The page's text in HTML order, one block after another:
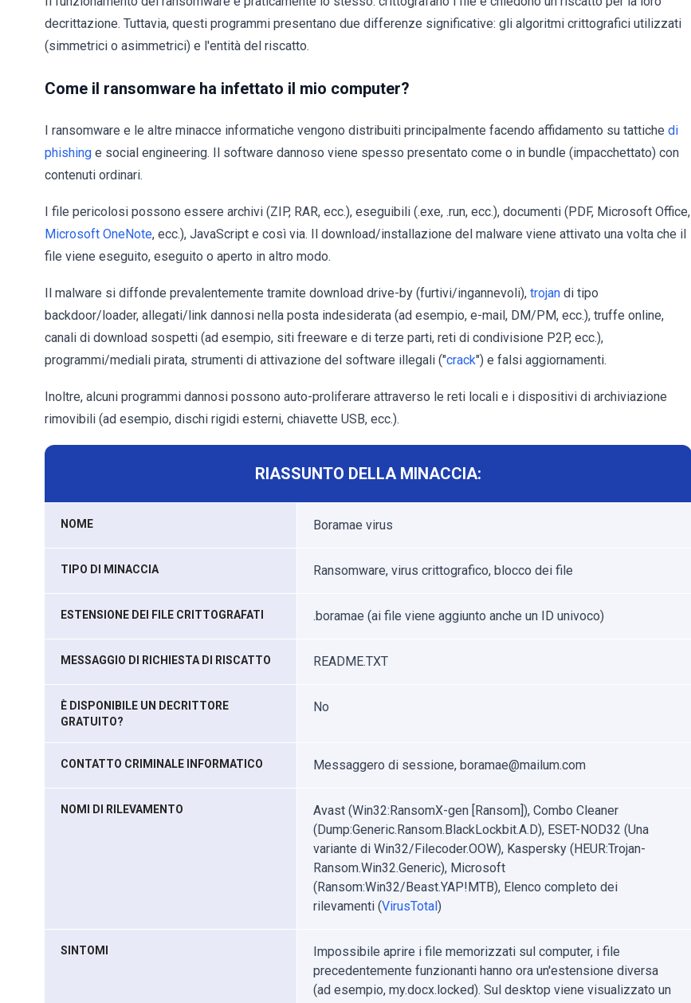
decrittazione. Tuttavia, questi programmi presentano due differenze significative: gli algoritmi crittografici utilizzati
(simmetrici o asimmetrici) e l'entità del riscatto.
Come il ransomware ha infettato il mio computer?
I ransomware e le altre minacce informatiche vengono distribuiti principalmente facendo affidamento su tattiche di
phishing e social engineering. Il software dannoso viene spesso presentato come o in bundle (impacchettato) con
contenuti ordinari.
I file pericolosi possono essere archivi (ZIP, RAR, ecc.), eseguibili (.exe, .run, ecc.), documenti (PDF, Microsoft Office,
Microsoft OneNote, ecc.), JavaScript e così via. Il download/installazione del malware viene attivato una volta che il
file viene eseguito, eseguito o aperto in altro modo.
Il malware si diffonde prevalentemente tramite download drive-by (furtivi/ingannevoli), trojan di tipo
backdoor/loader, allegati/link dannosi nella posta indesiderata (ad esempio, e-mail, DM/PM, ecc.), truffe online,
canali di download sospetti (ad esempio, siti freeware e di terze parti, reti di condivisione P2P, ecc.),
programmi/mediali pirata, strumenti di attivazione del software illegali ("crack") e falsi aggiornamenti.
Inoltre, alcuni programmi dannosi possono auto-proliferare attraverso le reti locali e i dispositivi di archiviazione
rimovibili (ad esempio, dischi rigidi esterni, chiavette USB, ecc.).
RIASSUNTO DELLA MINACCIA:
NOME Boramae virus
TIPO DI MINACCIA Ransomware, virus crittografico, blocco dei file
ESTENSIONE DEI FILE CRITTOGRAFATI .boramae (ai file viene aggiunto anche un ID univoco)
MESSAGGIO DI RICHIESTA DI RISCATTO README.TXT
È DISPONIBILE UN DECRITTORE
GRATUITO?
No
CONTATTO CRIMINALE INFORMATICO Messaggero di sessione, boramae@mailum.com
NOMI DI RILEVAMENTO
Avast (Win32:RansomX-gen [Ransom]), Combo Cleaner
(Dump:Generic.Ransom.BlackLockbit.A.D), ESET-NOD32 (Una
variante di Win32/Filecoder.OOW), Kaspersky (HEUR:Trojan-
Ransom.Win32.Generic), Microsoft
(Ransom:Win32/Beast.YAP!MTB), Elenco completo dei
rilevamenti (VirusTotal)
SINTOMI
Impossibile aprire i file memorizzati sul computer, i file
precedentemente funzionanti hanno ora un'estensione diversa
(ad esempio, my.docx.locked). Sul desktop viene visualizzato un